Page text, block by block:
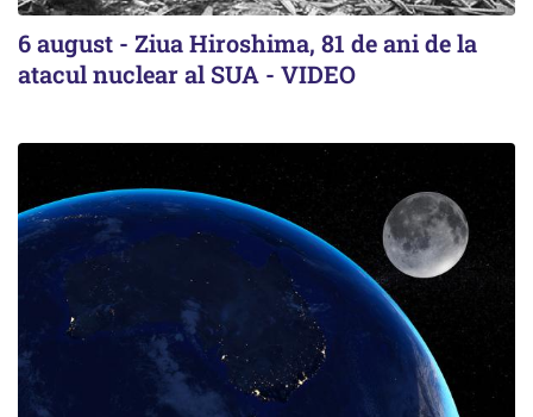
6 august - Ziua Hiroshima, 81 de ani de la
atacul nuclear al SUA - VIDEO